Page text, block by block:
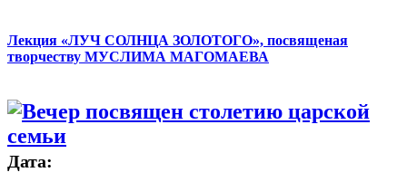
Лекция «ЛУЧ СОЛНЦА ЗОЛОТОГО», посвященая
творчеству МУСЛИМА МАГОМАЕВА
Дата: